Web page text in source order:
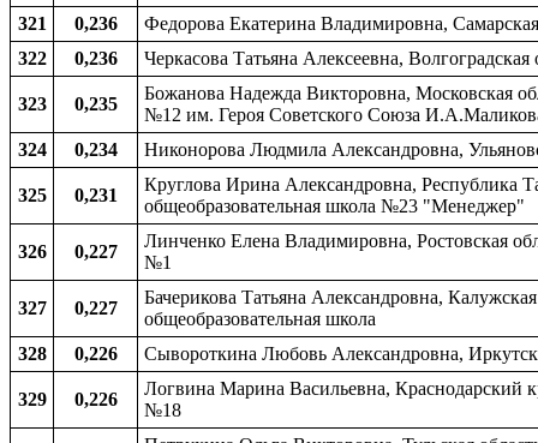
321
0,236
Федорова Екатерина Владимировна,
322
0,236 Черкасова Татьяна Алексеевна,
323 0,235
Божанова Надежда Викторовна, Московская
№12 им. Героя Советского Союза
324
0,234 Никонорова Людмила Александровна,
325 0,231
Круглова Ирина Александровна, Республика
общеобразовательная школа №23 "Менеджер"
326 0,227
Линченко Елена Владимировна, Ростовская
№1
327 0,227
Бачерикова Татьяна Александровна,
общеобразовательная школа
328
0,226 Сывороткина Любовь Александровна,
329 0,226
Логвина Марина Васильевна, Краснодарский
№18